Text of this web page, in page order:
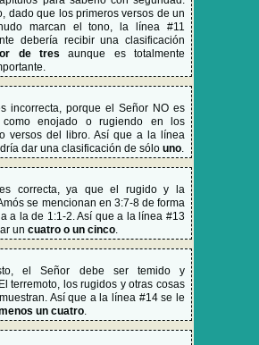
dado que los primeros versos de un
marcan el tono, la línea #11
debería recibir una clasificación
de tres aunque es totalmente
incorrecta, porque el Señor NO es
como enojado o rugiendo en los
versos del libro. Así que a la línea
dar una clasificación de sólo uno.
correcta, ya que el rugido y la
se mencionan en 3:7-8 de forma
a la de 1:1-2. Así que a la línea #13
un cuatro o un cinco.
el Señor debe ser temido y
terremoto, los rugidos y otras cosas
Así que a la línea #14 se le
un cuatro.